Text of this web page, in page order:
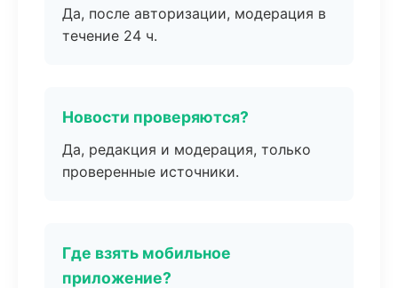
Да, после авторизации, модерация в
течение 24 ч.
Новости проверяются?
Да, редакция и модерация, только
проверенные источники.
Где взять мобильное
приложение?